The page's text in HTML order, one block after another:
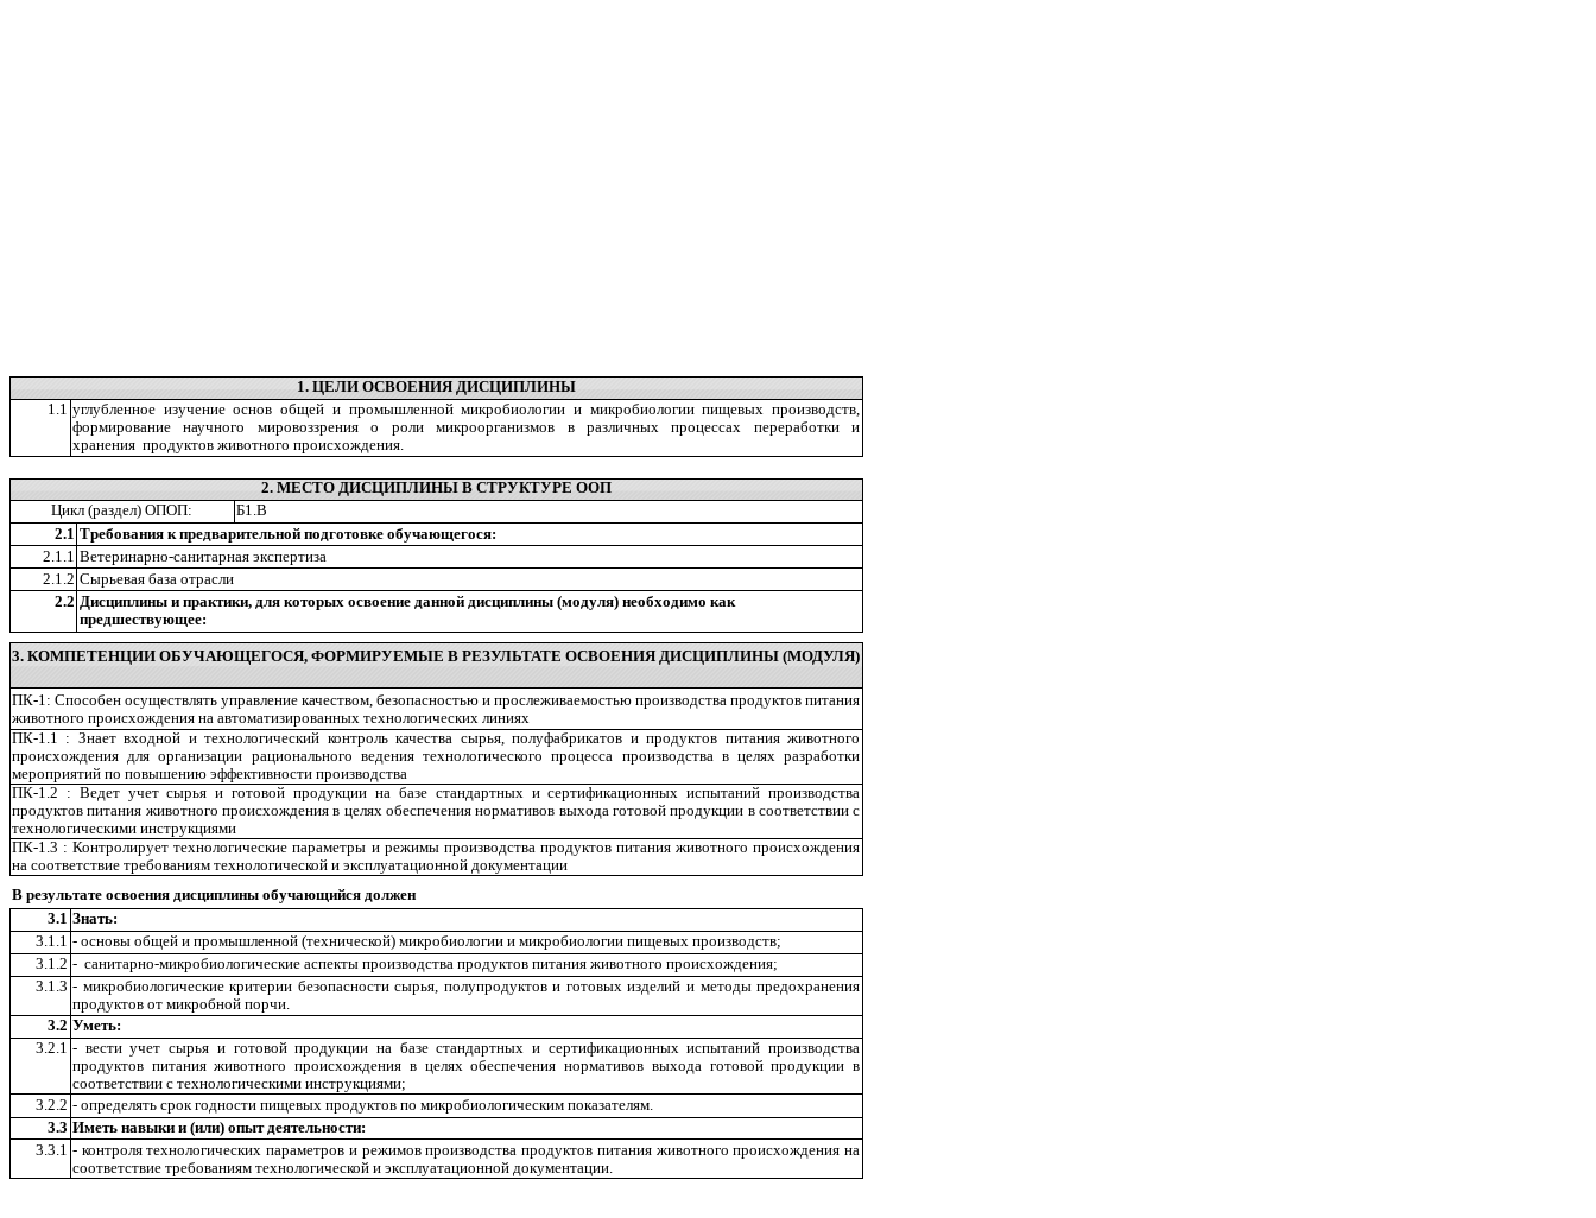
1. ЦЕЛИ ОСВОЕНИЯ ДИСЦИПЛИНЫ
1.1 углубленное изучение основ общей и промышленной микробиологии и микробиологии пищевых производств,
формирование научного мировоззрения о роли микроорганизмов в различных процессах переработки и
хранения продуктов животного происхождения.
2. МЕСТО ДИСЦИПЛИНЫ В СТРУКТУРЕ ООП
Цикл (раздел) ОПОП:
Б1.В
2.1 Требования к предварительной подготовке обучающегося:
2.1.1 Ветеринарно-санитарная экспертиза
2.1.2 Сырьевая база отрасли
2.2 Дисциплины и практики, для которых освоение данной дисциплины (модуля) необходимо как
предшествующее:
3. КОМПЕТЕНЦИИ ОБУЧАЮЩЕГОСЯ, ФОРМИРУЕМЫЕ В РЕЗУЛЬТАТЕ ОСВОЕНИЯ ДИСЦИПЛИНЫ (МОДУЛЯ)
ПК-1: Способен осуществлять управление качеством, безопасностью и прослеживаемостью производства продуктов питания
животного происхождения на автоматизированных технологических линиях
ПК-1.1 : Знает входной и технологический контроль качества сырья, полуфабрикатов и продуктов питания животного
происхождения для организации рационального ведения технологического процесса производства в целях разработки
мероприятий по повышению эффективности производства
ПК-1.2 : Ведет учет сырья и готовой продукции на базе стандартных и сертификационных испытаний производства
продуктов питания животного происхождения в целях обеспечения нормативов выхода готовой продукции в соответствии с
технологическими инструкциями
ПК-1.3 : Контролирует технологические параметры и режимы производства продуктов питания животного происхождения
на соответствие требованиям технологической и эксплуатационной документации
В результате освоения дисциплины обучающийся должен
3.1 Знать:
3.1.1 - основы общей и промышленной (технической) микробиологии и микробиологии пищевых производств;
3.1.2 - санитарно-микробиологические аспекты производства продуктов питания животного происхождения;
3.1.3 - микробиологические критерии безопасности сырья, полупродуктов и готовых изделий и методы предохранения
продуктов от микробной порчи.
3.2 Уметь:
3.2.1 - вести учет сырья и готовой продукции на базе стандартных и сертификационных испытаний производства
продуктов питания животного происхождения в целях обеспечения нормативов выхода готовой продукции в
соответствии с технологическими инструкциями;
3.2.2 - определять срок годности пищевых продуктов по микробиологическим показателям.
3.3 Иметь навыки и (или) опыт деятельности:
3.3.1 - контроля технологических параметров и режимов производства продуктов питания животного происхождения на
соответствие требованиям технологической и эксплуатационной документации.